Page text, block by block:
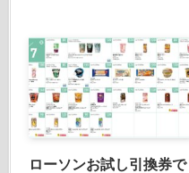
ローソンお試し引換券で